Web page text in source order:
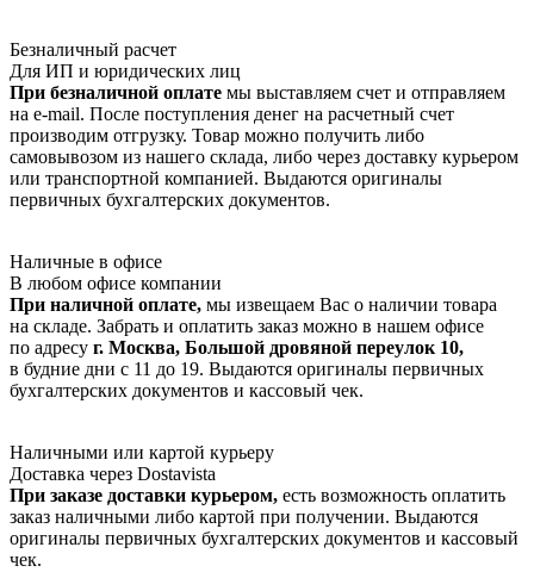
Безналичный расчет
Для ИП и юридических лиц
При безналичной оплате мы выставляем счет и отправляем
на e-mail. После поступления денег на расчетный счет
производим отгрузку. Товар можно получить либо
самовывозом из нашего склада, либо через доставку курьером
или транспортной компанией. Выдаются оригиналы
первичных бухгалтерских документов.
Наличные в офисе
В любом офисе компании
При наличной оплате, мы извещаем Вас о наличии товара
на складе. Забрать и оплатить заказ можно в нашем офисе
по адресу г. Москва, Большой дровяной переулок 10,
в будние дни с 11 до 19. Выдаются оригиналы первичных
бухгалтерских документов и кассовый чек.
Наличными или картой курьеру
Доставка через Dostavista
При заказе доставки курьером, есть возможность оплатить
заказ наличными либо картой при получении. Выдаются
оригиналы первичных бухгалтерских документов и кассовый
чек.